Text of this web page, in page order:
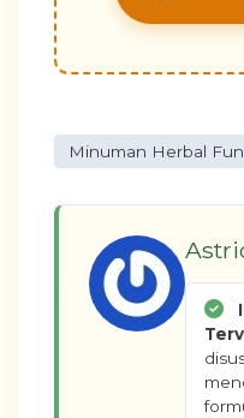
Minuman Herbal